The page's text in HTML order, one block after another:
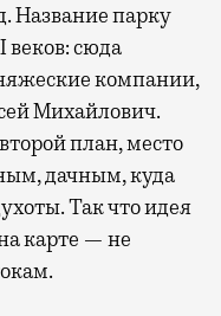
Название парку
веков: сюда
компании,
Михайлович.
план, место
дачным, куда
Так что идея
карте — не